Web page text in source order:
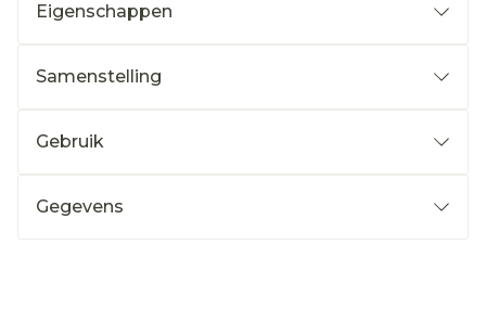
Eigenschappen
Samenstelling
Gebruik
Gegevens